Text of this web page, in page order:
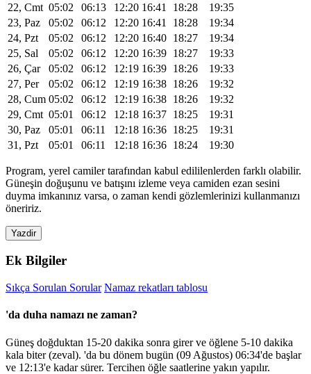
22, Cmt 05:02 06:13 12:20 16:41 18:28
19:35
23, Paz
05:02 06:12 12:20 16:41 18:28
19:34
24, Pzt
05:02 06:12 12:20 16:40 18:27
19:34
25, Sal
05:02 06:12 12:20 16:39 18:27
19:33
26, Çar
05:02 06:12 12:19 16:39 18:26
19:33
27, Per
05:02 06:12 12:19 16:38 18:26
19:32
28, Cum 05:02 06:12 12:19 16:38 18:26
19:32
29, Cmt 05:01 06:12 12:18 16:37 18:25
19:31
30, Paz
05:01 06:11 12:18 16:36 18:25
19:31
31, Pzt
05:01 06:11 12:18 16:36 18:24 19:30
Program, yerel camiler tarafından kabul edililenlerden farklı olabilir.
Güneşin doğuşunu ve batışını izleme veya camiden ezan sesini
duyma imkanınız varsa, o zaman kendi gözlemlerinizi kullanmanızı
öneririz.
Yazdir
Ek Bilgiler
Sıkça Sorulan Sorular Namaz rekatları tablosu
'da duha namazı ne zaman?
Güneş doğduktan 15-20 dakika sonra girer ve öğlene 5-10 dakika
kala biter (zeval). 'da bu dönem bugün (09 Ağustos) 06:34'de başlar
ve 12:13'e kadar sürer. Tercihen öğle saatlerine yakın yapılır.